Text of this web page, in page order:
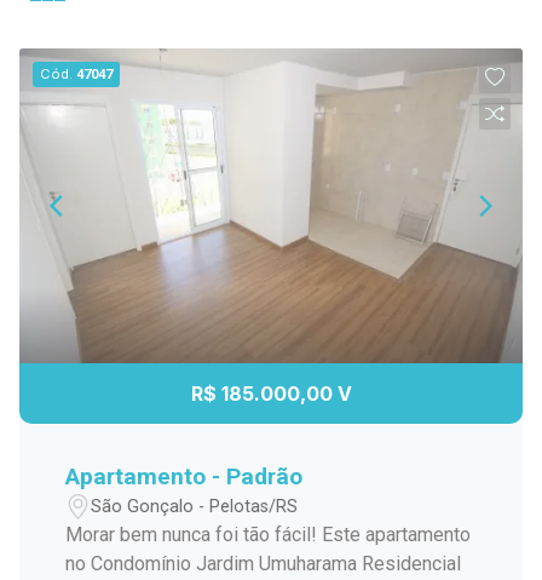
Cód.47047
R$ 185.000,00 V
Apartamento - Padrão
São Gonçalo - Pelotas/RS
Morar bem nunca foi tão fácil! Este apartamento
no Condomínio Jardim Umuharama Residencial